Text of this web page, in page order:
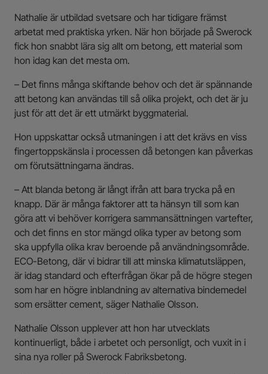
Nathalie är utbildad svetsare och har tidigare främst
arbetat med praktiska yrken. När hon började på Swerock
fick hon snabbt lära sig allt om betong, ett material som
hon idag kan det mesta om.
– Det finns många skiftande behov och det är spännande
att betong kan användas till så olika projekt, och det är ju
just för att det är ett utmärkt byggmaterial.
Hon uppskattar också utmaningen i att det krävs en viss
fingertoppskänsla i processen då betongen kan påverkas
om förutsättningarna ändras.
– Att blanda betong är långt ifrån att bara trycka på en
knapp. Där är många faktorer att ta hänsyn till som kan
göra att vi behöver korrigera sammansättningen vartefter,
och det finns en stor mängd olika typer av betong som
ska uppfylla olika krav beroende på användningsområde.
ECO-Betong, där vi bidrar till att minska klimatutsläppen,
är idag standard och efterfrågan ökar på de högre stegen
som har en högre inblandning av alternativa bindemedel
som ersätter cement, säger Nathalie Olsson.
Nathalie Olsson upplever att hon har utvecklats
kontinuerligt, både i arbetet och personligt, och vuxit in i
sina nya roller på Swerock Fabriksbetong.